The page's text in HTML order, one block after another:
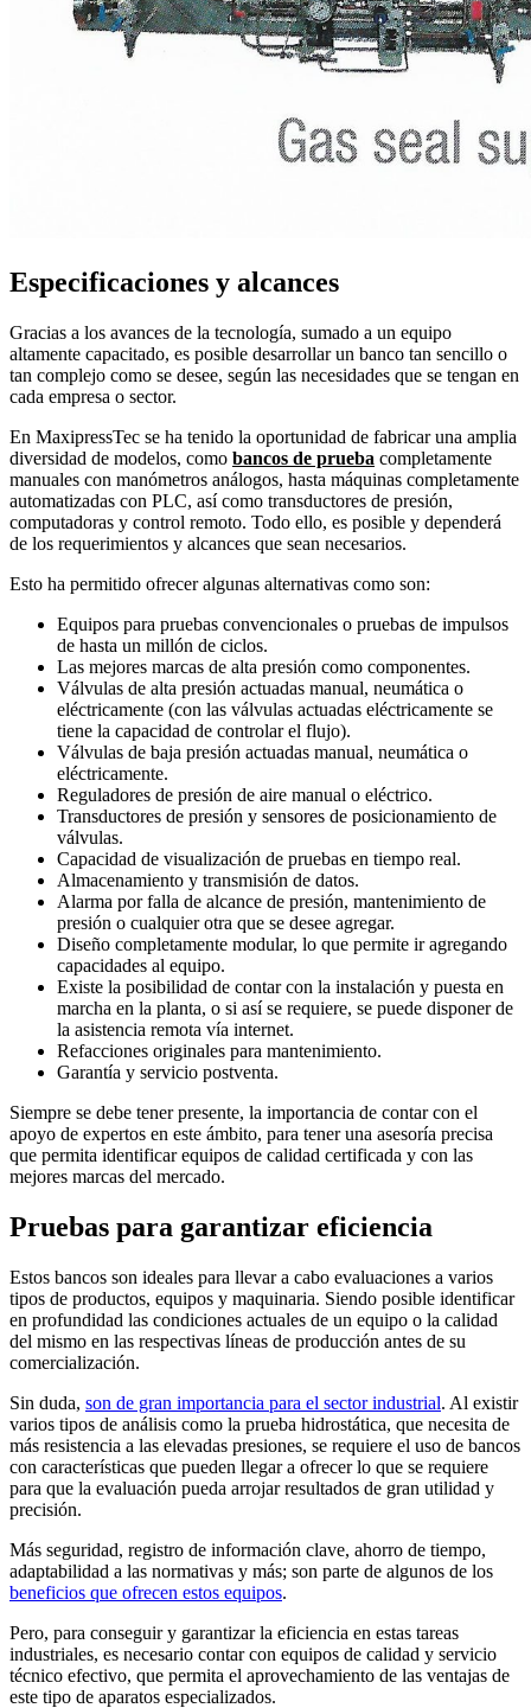
Especificaciones y alcances
Gracias a los avances de la tecnología, sumado a un equipo
altamente capacitado, es posible desarrollar un banco tan sencillo o
tan complejo como se desee, según las necesidades que se tengan en
cada empresa o sector.
En MaxipressTec se ha tenido la oportunidad de fabricar una amplia
diversidad de modelos, como bancos de prueba completamente
manuales con manómetros análogos, hasta máquinas completamente
automatizadas con PLC, así como transductores de presión,
computadoras y control remoto. Todo ello, es posible y dependerá
de los requerimientos y alcances que sean necesarios.
Esto ha permitido ofrecer algunas alternativas como son:
Equipos para pruebas convencionales o pruebas de impulsos
de hasta un millón de ciclos.
Las mejores marcas de alta presión como componentes.
Válvulas de alta presión actuadas manual, neumática o
eléctricamente (con las válvulas actuadas eléctricamente se
tiene la capacidad de controlar el flujo).
Válvulas de baja presión actuadas manual, neumática o
eléctricamente.
Reguladores de presión de aire manual o eléctrico.
Transductores de presión y sensores de posicionamiento de
válvulas.
Capacidad de visualización de pruebas en tiempo real.
Almacenamiento y transmisión de datos.
Alarma por falla de alcance de presión, mantenimiento de
presión o cualquier otra que se desee agregar.
Diseño completamente modular, lo que permite ir agregando
capacidades al equipo.
Existe la posibilidad de contar con la instalación y puesta en
marcha en la planta, o si así se requiere, se puede disponer de
la asistencia remota vía internet.
Refacciones originales para mantenimiento.
Garantía y servicio postventa.
Siempre se debe tener presente, la importancia de contar con el
apoyo de expertos en este ámbito, para tener una asesoría precisa
que permita identificar equipos de calidad certificada y con las
mejores marcas del mercado.
Pruebas para garantizar eficiencia
Estos bancos son ideales para llevar a cabo evaluaciones a varios
tipos de productos, equipos y maquinaria. Siendo posible identificar
en profundidad las condiciones actuales de un equipo o la calidad
del mismo en las respectivas líneas de producción antes de su
comercialización.
Sin duda, son de gran importancia para el sector industrial. Al existir
varios tipos de análisis como la prueba hidrostática, que necesita de
más resistencia a las elevadas presiones, se requiere el uso de bancos
con características que pueden llegar a ofrecer lo que se requiere
para que la evaluación pueda arrojar resultados de gran utilidad y
precisión.
Más seguridad, registro de información clave, ahorro de tiempo,
adaptabilidad a las normativas y más; son parte de algunos de los
beneficios que ofrecen estos equipos.
Pero, para conseguir y garantizar la eficiencia en estas tareas
industriales, es necesario contar con equipos de calidad y servicio
técnico efectivo, que permita el aprovechamiento de las ventajas de
este tipo de aparatos especializados.